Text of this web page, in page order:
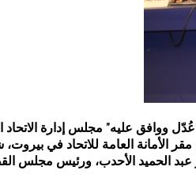
الأمانة العامة للاتحاد في
الحميد الأحدب، ورئيس مجلس